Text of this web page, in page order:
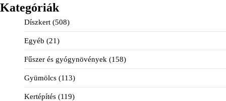
Kategóriák
Díszkert (508)
Egyéb (21)
Fűszer és gyógynövények (158)
Gyümölcs (113)
Kertépítés (119)